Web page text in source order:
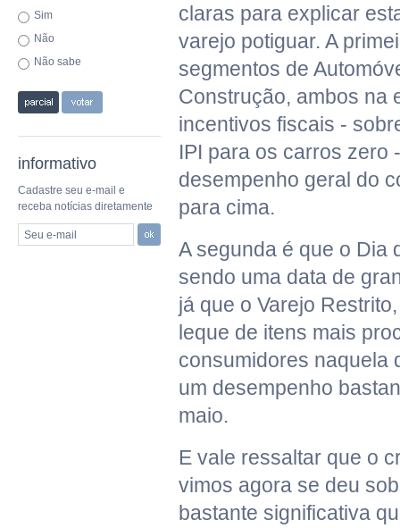
Sim
Não
Não sabe
informativo
Cadastre seu e-mail e
receba notícias diretamente
Seu e-mail
claras para explicar
varejo potiguar. A
segmentos de
Construção, ambos na
incentivos fiscais -
IPI para os carros zero
desempenho geral do
para cima.
A segunda é que o Dia
sendo uma data de
já que o Varejo
leque de itens mais
consumidores naquela
um desempenho
maio.
E vale ressaltar que o
vimos agora se deu
bastante significativa